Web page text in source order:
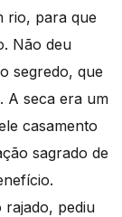
rio, para que
Não deu
segredo, que
A seca era um
casamento
sagrado de
rajado, pediu